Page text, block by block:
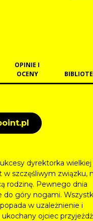
OPINIE I
OCENY
dyrektorka wielkiej
w szczęśliwym związku,
rodzinę. Pewnego dnia
do góry nogami.
w uzależnienie i
ojciec